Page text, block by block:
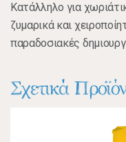
Κατάλληλο για
ζυμαρικά και
παραδοσιακές
Σχετικά